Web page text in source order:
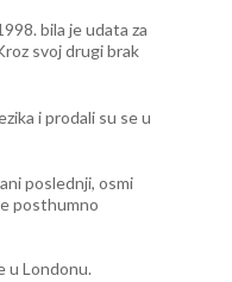
bila je udata za
svoj drugi brak
i prodali su se u
poslednji, osmi
posthumno
u Londonu.